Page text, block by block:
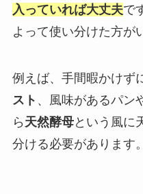
入っていれば大丈夫で
よって使い分けた方が
例えば、手間暇かけず
スト 、風味があるパン
ら 天然酵母という風に
分ける必要があります。